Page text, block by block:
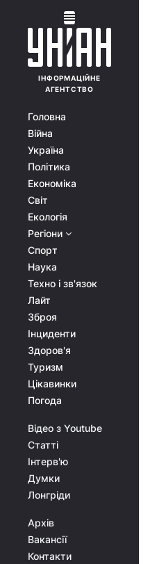
ІНФОРМАЦІЙНЕ
АГЕНТСТВО
Головна
Війна
Україна
Політика
Економіка
Світ
Екологія
Регіони
Спорт
Наука
Техно і зв'язок
Лайт
Зброя
Інциденти
Здоров'я
Туризм
Цікавинки
Погода
Відео з Youtube
Статті
Інтерв'ю
Думки
Лонгріди
Архів
Вакансії
Контакти